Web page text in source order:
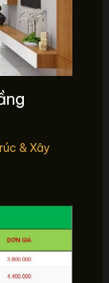
& Xây